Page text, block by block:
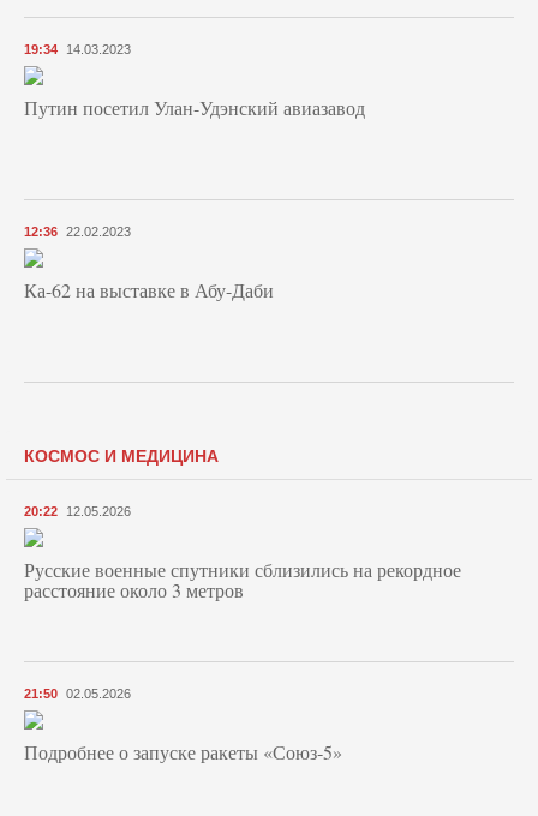
19:34 14.03.2023
Путин посетил Улан-Удэнский авиазавод
12:36 22.02.2023
Ка-62 на выставке в Абу-Даби
КОСМОС И МЕДИЦИНА
20:22 12.05.2026
Русские военные спутники сблизились на рекордное
расстояние около 3 метров
21:50 02.05.2026
Подробнее о запуске ракеты «Союз‑5»